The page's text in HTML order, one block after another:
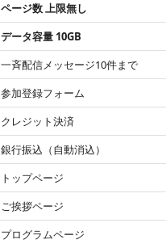
ページ数 上限無し
データ容量 10GB
一斉配信メッセージ10件まで
参加登録フォーム
クレジット決済
銀行振込（自動消込）
トップページ
ご挨拶ページ
プログラムページ